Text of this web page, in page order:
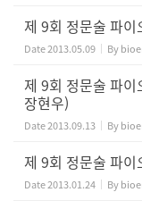
제 9회 정문술 파
Date2013.05.09 By
제 9회 정문술 파
장현우)
Date2013.09.13 By
제 9회 정문술 파
Date2013.01.24 By